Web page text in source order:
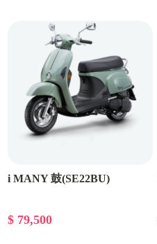
i MANY 鼓(SE22BU)
$ 79,500